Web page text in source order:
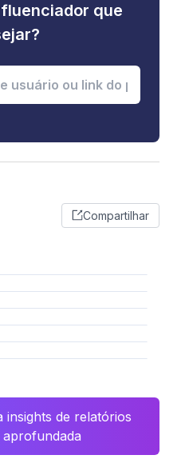
que
Compartilhar
de relatórios